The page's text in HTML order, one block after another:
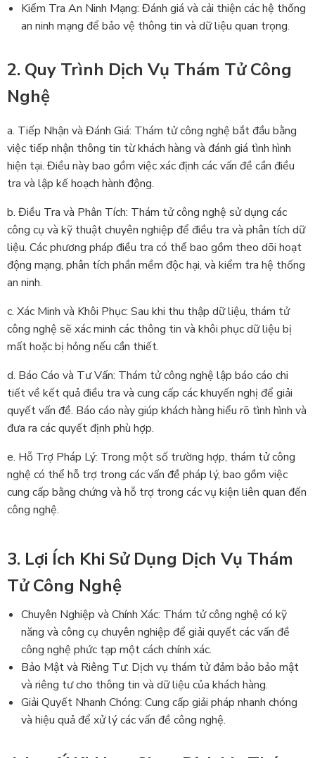
Kiểm Tra An Ninh Mạng: Đánh giá và cải thiện các hệ thống
an ninh mạng để bảo vệ thông tin và dữ liệu quan trọng.
2. Quy Trình Dịch Vụ Thám Tử Công
Nghệ
a. Tiếp Nhận và Đánh Giá: Thám tử công nghệ bắt đầu bằng
việc tiếp nhận thông tin từ khách hàng và đánh giá tình hình
hiện tại. Điều này bao gồm việc xác định các vấn đề cần điều
tra và lập kế hoạch hành động.
b. Điều Tra và Phân Tích: Thám tử công nghệ sử dụng các
công cụ và kỹ thuật chuyên nghiệp để điều tra và phân tích dữ
liệu. Các phương pháp điều tra có thể bao gồm theo dõi hoạt
động mạng, phân tích phần mềm độc hại, và kiểm tra hệ thống
an ninh.
c. Xác Minh và Khôi Phục: Sau khi thu thập dữ liệu, thám tử
công nghệ sẽ xác minh các thông tin và khôi phục dữ liệu bị
mất hoặc bị hỏng nếu cần thiết.
d. Báo Cáo và Tư Vấn: Thám tử công nghệ lập báo cáo chi
tiết về kết quả điều tra và cung cấp các khuyến nghị để giải
quyết vấn đề. Báo cáo này giúp khách hàng hiểu rõ tình hình và
đưa ra các quyết định phù hợp.
e. Hỗ Trợ Pháp Lý: Trong một số trường hợp, thám tử công
nghệ có thể hỗ trợ trong các vấn đề pháp lý, bao gồm việc
cung cấp bằng chứng và hỗ trợ trong các vụ kiện liên quan đến
công nghệ.
3. Lợi Ích Khi Sử Dụng Dịch Vụ Thám
Tử Công Nghệ
Chuyên Nghiệp và Chính Xác: Thám tử công nghệ có kỹ
năng và công cụ chuyên nghiệp để giải quyết các vấn đề
công nghệ phức tạp một cách chính xác.
Bảo Mật và Riêng Tư: Dịch vụ thám tử đảm bảo bảo mật
và riêng tư cho thông tin và dữ liệu của khách hàng.
Giải Quyết Nhanh Chóng: Cung cấp giải pháp nhanh chóng
và hiệu quả để xử lý các vấn đề công nghệ.